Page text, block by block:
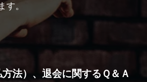
。
法）、退会に関するＱ＆Ａ